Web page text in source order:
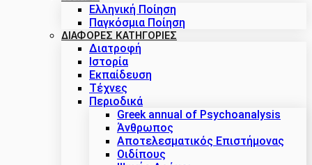
Ελληνική Ποίηση
Παγκόσμια Ποίηση
ΔΙΑΦΟΡΕΣ ΚΑΤΗΓΟΡΙΕΣ
Διατροφή
Ιστορία
Εκπαίδευση
Τέχνες
Περιοδικά
Greek annual of Psychoanalysis
Άνθρωπος
Αποτελεσματικός Επιστήμονας
Οιδίπους